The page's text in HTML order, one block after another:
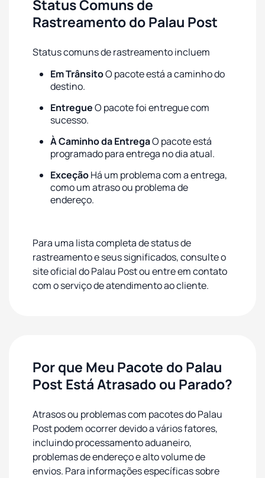
Status Comuns de
Rastreamento do Palau Post
Status comuns de rastreamento incluem
Em TrânsitoO pacote está a caminho do
destino.
EntregueO pacote foi entregue com
sucesso.
À Caminho da EntregaO pacote está
programado para entrega no dia atual.
ExceçãoHá um problema com a entrega,
como um atraso ou problema de
endereço.
Para uma lista completa de status de
rastreamento e seus significados, consulte o
site oficial do Palau Post ou entre em contato
com o serviço de atendimento ao cliente.
Por que Meu Pacote do Palau
Post Está Atrasado ou Parado?
Atrasos ou problemas com pacotes do Palau
Post podem ocorrer devido a vários fatores,
incluindo processamento aduaneiro,
problemas de endereço e alto volume de
envios. Para informações específicas sobre